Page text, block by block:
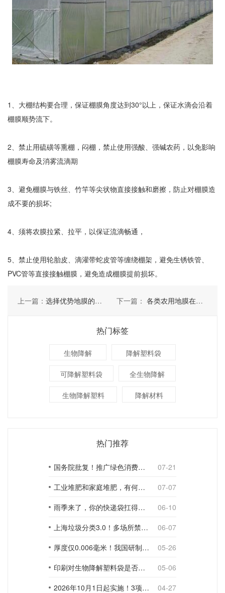
1、大棚结构要合理，保证棚膜角度达到30°以上，保证水滴会沿着
棚膜顺势流下。
2、禁止用硫磺等熏棚，闷棚，禁止使用强酸、强碱农药，以免影响
棚膜寿命及消雾流滴期
3、避免棚膜与铁丝、竹竿等尖状物直接接触和磨擦，防止对棚膜造
成不要的损坏;
4、须将农膜拉紧、拉平，以保证流滴畅通，
5、禁止使用轮胎皮、滴灌带蛇皮管等缠绕棚架，避免生锈铁管、
PVC管等直接接触棚膜，避免造成棚膜提前损坏。
上一篇： 选择优势地膜的要查看几方面 下一篇： 各类农用地膜在使用中的技巧
热门标签
生物降解 降解塑料袋
可降解塑料袋 全生物降解
生物降解塑料 降解材料
热门推荐
国务院批复！推广绿色消费，引导使用环保可降解包装材料
07-21
工业堆肥和家庭堆肥，有何不同？
07-07
雨季来了，你的快递袋扛得住吗？
06-10
上海垃圾分类3.0！多场所禁止使用一次性塑料袋；推动快递包装绿色转型
06-07
厚度仅0.006毫米！我国研制出超薄型全生物降解渗水地膜
05-26
印刷对生物降解塑料袋是否构成影响？
05-06
2026年10月1日起实施！3项生物降解能力检测新国标
04-27